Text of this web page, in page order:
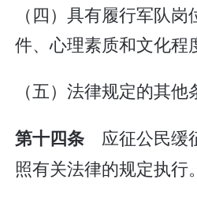
（四）具有履行军队
件、心理素质和文化程
（五）法律规定的其他
第十四条 应征公民缓
照有关法律的规定执行。